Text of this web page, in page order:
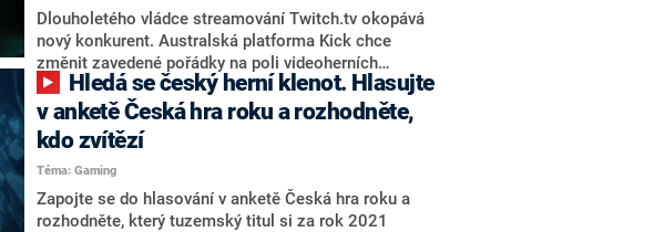
Dlouholetého vládce streamování Twitch.tv okopává
nový konkurent. Australská platforma Kick chce
změnit zavedené pořádky na poli videoherních
přenosů a láká tvůrce obsahu na pohádkové peníze, o
kterých by si streameři u konkurence mohli jen nechat
zdát. Boj o velká jména se ale přelévá i do Česka.
v anketě Česká hra roku a rozhodněte,
kdo zvítězí
Téma: Gaming
Zapojte se do hlasování v anketě Česká hra roku a
rozhodněte, který tuzemský titul si za rok 2021